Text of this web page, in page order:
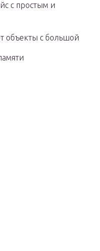
с простым и
объекты с большой